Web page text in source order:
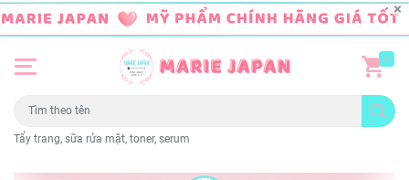
Tẩy trang, sữa rửa mặt, toner, serum
0